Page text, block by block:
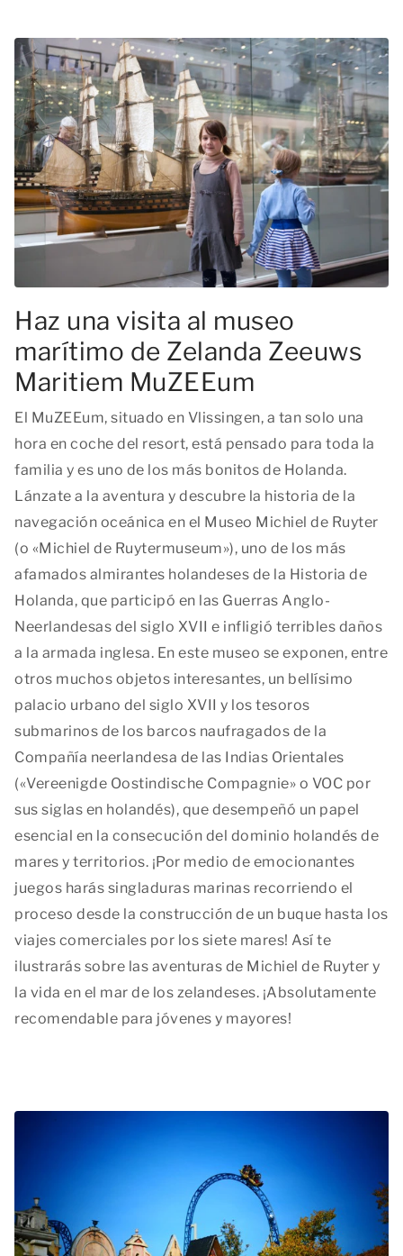
Haz una visita al museo
marítimo de Zelanda Zeeuws
Maritiem MuZEEum
El MuZEEum, situado en Vlissingen, a tan solo una
hora en coche del resort, está pensado para toda la
familia y es uno de los más bonitos de Holanda.
Lánzate a la aventura y descubre la historia de la
navegación oceánica en el Museo Michiel de Ruyter
(o «Michiel de Ruytermuseum»), uno de los más
afamados almirantes holandeses de la Historia de
Holanda, que participó en las Guerras Anglo-
Neerlandesas del siglo XVII e infligió terribles daños
a la armada inglesa. En este museo se exponen, entre
otros muchos objetos interesantes, un bellísimo
palacio urbano del siglo XVII y los tesoros
submarinos de los barcos naufragados de la
Compañía neerlandesa de las Indias Orientales
(«Vereenigde Oostindische Compagnie» o VOC por
sus siglas en holandés), que desempeñó un papel
esencial en la consecución del dominio holandés de
mares y territorios. ¡Por medio de emocionantes
juegos harás singladuras marinas recorriendo el
proceso desde la construcción de un buque hasta los
viajes comerciales por los siete mares! Así te
ilustrarás sobre las aventuras de Michiel de Ruyter y
la vida en el mar de los zelandeses. ¡Absolutamente
recomendable para jóvenes y mayores!